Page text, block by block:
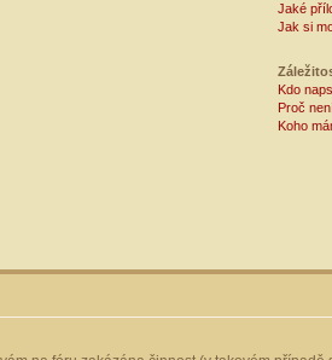
Jaké
Jak si
Kdo
Proč
Koho